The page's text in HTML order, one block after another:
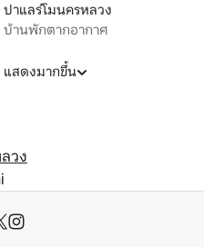
ปาแลร์โมนครหลวง
บ้านพักตากอากาศ
แสดงมากขึ้น
วง